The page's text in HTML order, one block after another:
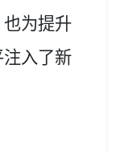
为提升
入了新